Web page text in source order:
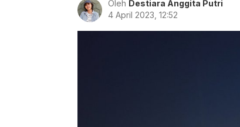
Oleh Destiara Anggita Putri
4 April 2023, 12:52